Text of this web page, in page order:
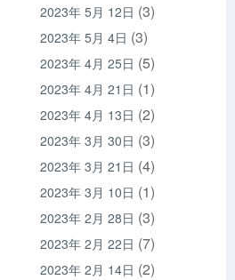
2023年 5月 12日 (3)
2023年 5月 4日 (3)
2023年 4月 25日 (5)
2023年 4月 21日 (1)
2023年 4月 13日 (2)
2023年 3月 30日 (3)
2023年 3月 21日 (4)
2023年 3月 10日 (1)
2023年 2月 28日 (3)
2023年 2月 22日 (7)
2023年 2月 14日 (2)